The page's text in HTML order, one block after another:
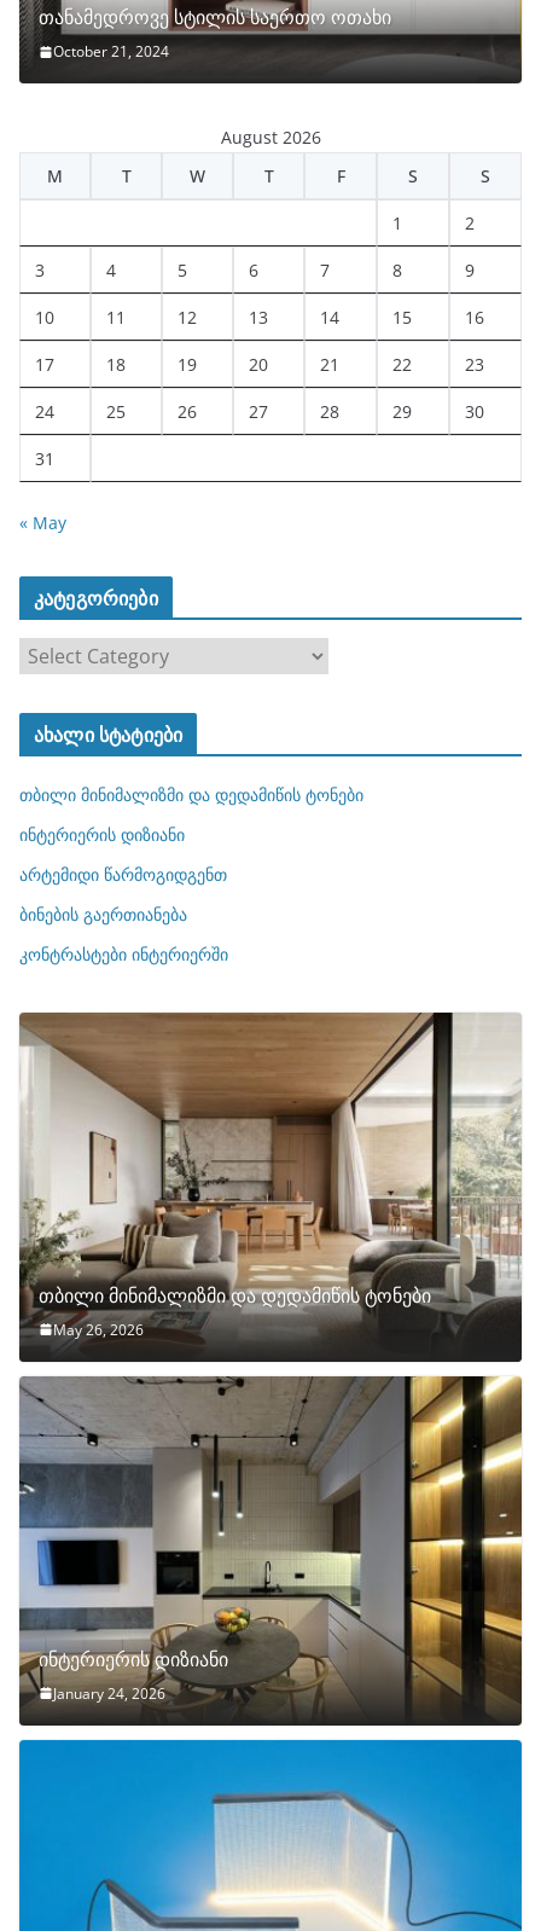
თანამედროვე სტილის საერთო ოთახი
October 21, 2024
August 2026
M
T W T F S S
1 2
3 4 5 6 7 8 9
10 11 12 13 14 15 16
17 18 19 20 21 22 23
24 25 26 27 28 29 30
31
« May
კატეგორიები
ტ
ო
რ
ბ
ი
ახალი სტატიები
თბილი მინიმალიზმი და დედამიწის ტონები
ინტერიერის დიზიანი
არტემიდი წარმოგიდგენთ
ბინების გაერთიანება
კონტრასტები ინტერიერში
თბილი მინიმალიზმი და დედამიწის ტონები
May 26, 2026
ინტერიერის დიზიანი
January 24, 2026